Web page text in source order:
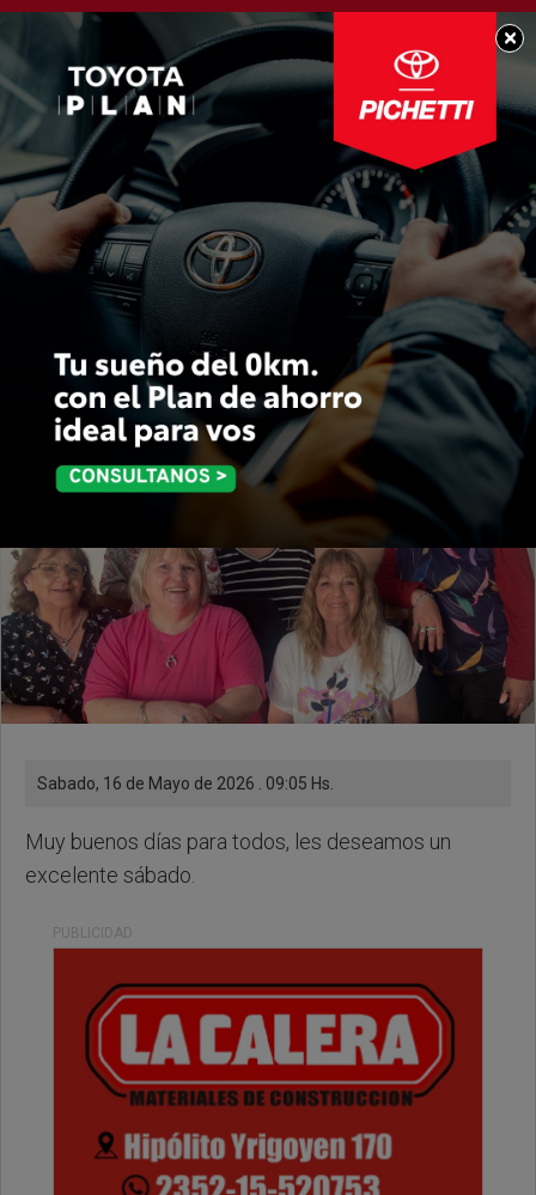
×
BUEN DÍA CHACABUCO
Les deseamos un
excelente sábado
Sabado, 16 de Mayo de 2026 . 09:05 Hs.
Muy buenos días para todos, les deseamos un
excelente sábado.
PUBLICIDAD